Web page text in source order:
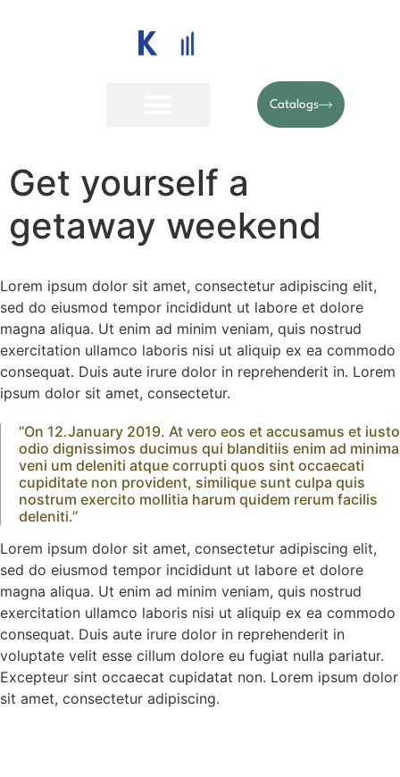
Catalogs
Get yourself a
getaway weekend
Lorem ipsum dolor sit amet, consectetur adipiscing elit,
sed do eiusmod tempor incididunt ut labore et dolore
magna aliqua. Ut enim ad minim veniam, quis nostrud
exercitation ullamco laboris nisi ut aliquip ex ea commodo
consequat. Duis aute irure dolor in reprehenderit in. Lorem
ipsum dolor sit amet, consectetur.
‘’On 12.January 2019. At vero eos et accusamus et iusto
odio dignissimos ducimus qui blanditiis enim ad minima
veni um deleniti atque corrupti quos sint occaecati
cupiditate non provident, similique sunt culpa quis
nostrum exercito mollitia harum quidem rerum facilis
deleniti.’’
Lorem ipsum dolor sit amet, consectetur adipiscing elit,
sed do eiusmod tempor incididunt ut labore et dolore
magna aliqua. Ut enim ad minim veniam, quis nostrud
exercitation ullamco laboris nisi ut aliquip ex ea commodo
consequat. Duis aute irure dolor in reprehenderit in
voluptate velit esse cillum dolore eu fugiat nulla pariatur.
Excepteur sint occaecat cupidatat non. Lorem ipsum dolor
sit amet, consectetur adipiscing.